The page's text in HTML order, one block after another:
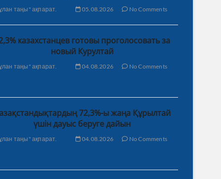
таңы" ақпарат. 05.08.2026 No Comments
казахстанцев готовы проголосовать за
новый Курултай
таңы" ақпарат. 04.08.2026 No Comments
72,3%-ы жаңа Құрылтай
үшін дауыс беруге дайын
таңы" ақпарат. 04.08.2026 No Comments